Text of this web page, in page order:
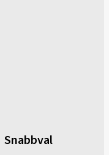
Snabbval